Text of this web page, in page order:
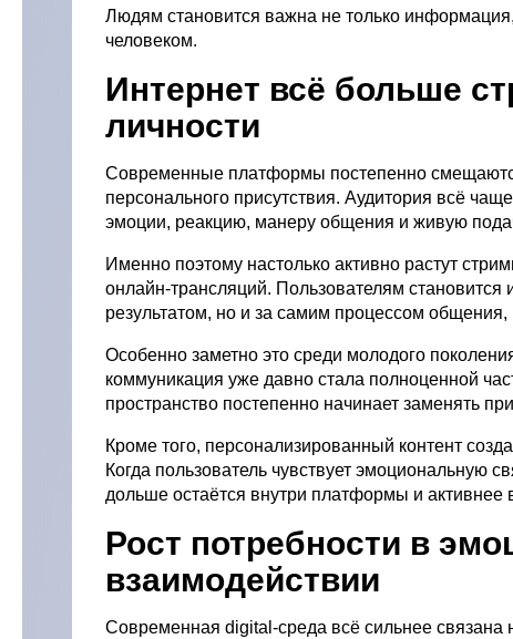
Людям становится важна не только
человеком.
Интернет всё больше
личности
Современные платформы постепенно
персонального присутствия. Аудитория всё
эмоции, реакцию, манеру общения и живую
Именно поэтому настолько активно растут
онлайн-трансляций. Пользователям становится
результатом, но и за самим процессом
Особенно заметно это среди молодого
коммуникация уже давно стала полноценной
пространство постепенно начинает заменять
Кроме того, персонализированный контент
Когда пользователь чувствует эмоциональную
дольше остаётся внутри платформы и активнее
Рост потребности в
взаимодействии
Современная digital-среда всё сильнее связана